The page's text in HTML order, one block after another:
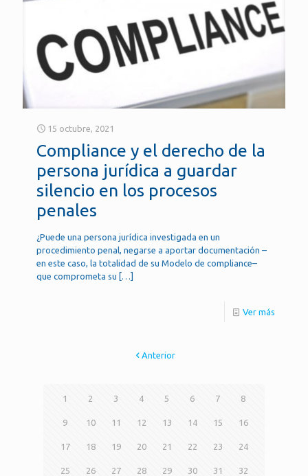
15 octubre, 2021
Compliance y el derecho de la
persona jurídica a guardar
silencio en los procesos
penales
¿Puede una persona jurídica investigada en un
procedimiento penal, negarse a aportar documentación –
en este caso, la totalidad de su Modelo de compliance–
que comprometa su […]
Ver más
Anterior
1 2 3 4 5 6 7 8
9 10 11 12 13 14 15 16
17 18 19 20 21 22 23 24
25 26 27 28 29 30 31 32